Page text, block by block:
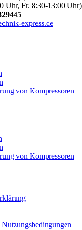
Uhr, Fr. 8:30-13:00 Uhr)
express.de
von Kompressoren
von Kompressoren